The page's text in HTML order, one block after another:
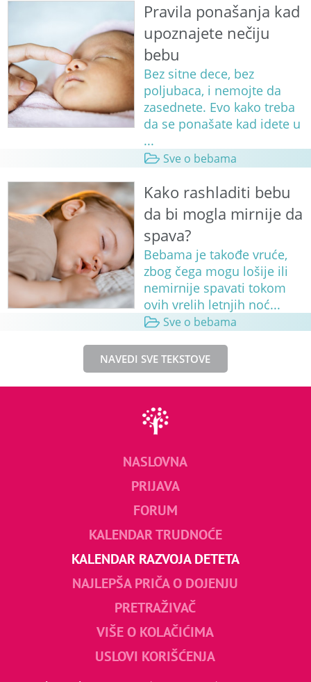
Pravila ponašanja kad
upoznajete nečiju
bebu
Bez sitne dece, bez
poljubaca, i nemojte da
zasednete. Evo kako treba
da se ponašate kad idete u
...
Sve o bebama
Kako rashladiti bebu
da bi mogla mirnije da
spava?
Bebama je takođe vruće,
zbog čega mogu lošije ili
nemirnije spavati tokom
ovih vrelih letnjih noć...
Sve o bebama
NAVEDI SVE TEKSTOVE
NASLOVNA
PRIJAVA
FORUM
KALENDAR TRUDNOĆE
KALENDAR RAZVOJA DETETA
NAJLEPŠA PRIČA O DOJENJU
PRETRAŽIVAČ
VIŠE O KOLAČIĆIMA
USLOVI KORIŠĆENJA